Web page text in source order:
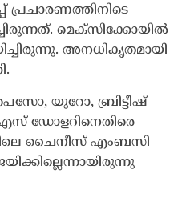
മെക്സിക്കോയിൽ
അനധികൃതമായി
യുറോ, ബ്രിട്ടീഷ്
ഡോളറിനെതിരെ
ചൈനീസ് എംബസി